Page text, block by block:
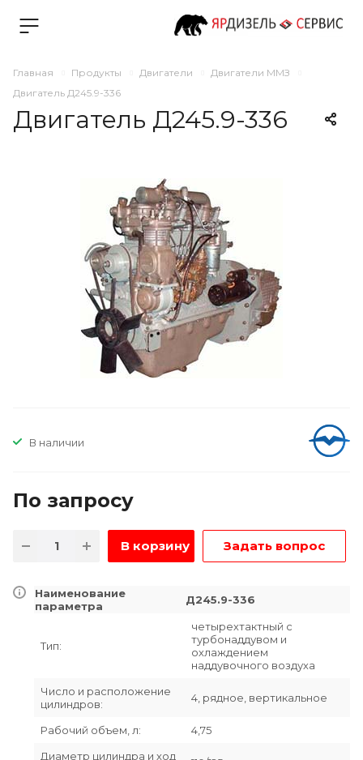
Главная Продукты Двигатели
Двигатели ММЗ
Двигатель Д245.9-336
Двигатель Д245.9-336
В наличии
По запросу
В корзину Задать вопрос
Наименование
параметра
Д245.9-336
Тип:
четырехтактный с
турбонаддувом и
охлаждением
наддувочного воздуха
Число и расположение
цилиндров:
4, рядное, вертикальное
Рабочий объем, л:
4,75
Диаметр цилиндра и ход